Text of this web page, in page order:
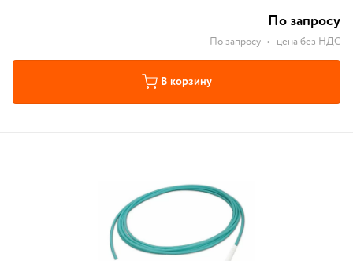
По запросу
По запросу • цена без НДС
В корзину